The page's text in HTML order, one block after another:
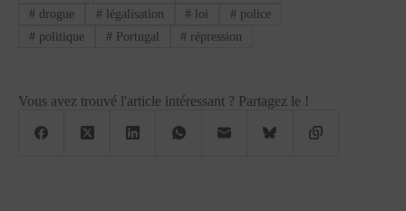
# drogue # légalisation # loi # police
# politique # Portugal # répression
Vous avez trouvé l'article intéressant ? Partagez le !